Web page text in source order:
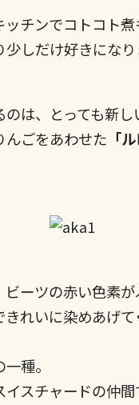
ッチンでコトコト
しだけ好きになり
は、とっても新し
んごをあわせた 「
ビーツの赤い色素
きれいに染めあげて
種。
イスチャードの仲